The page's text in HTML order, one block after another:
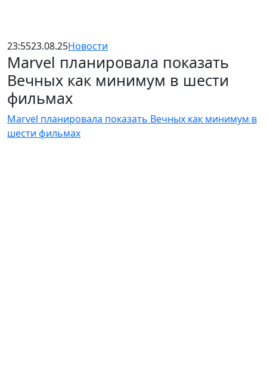
23:5523.08.25Новости
Marvel планировала показать
Вечных как минимум в шести
фильмах
Marvel планировала показать Вечных как минимум в
шести фильмах